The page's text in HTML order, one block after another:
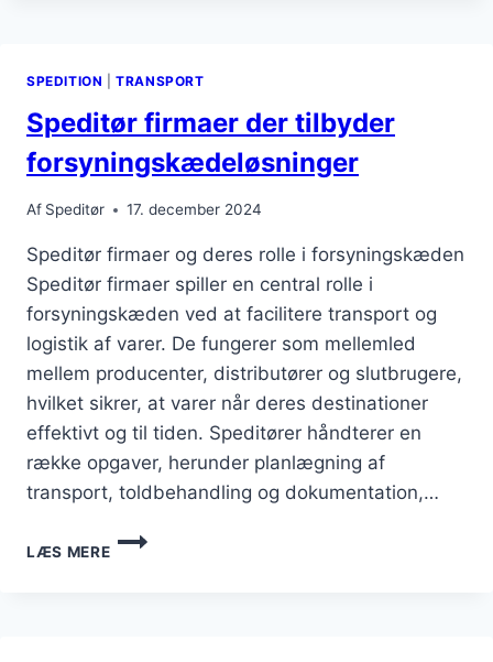
SPEDITION |TRANSPORT
Speditør firmaer der tilbyder
forsyningskædeløsninger
Af Speditør 17. december 2024
Speditør firmaer og deres rolle i forsyningskæden
Speditør firmaer spiller en central rolle i
forsyningskæden ved at facilitere transport og
logistik af varer. De fungerer som mellemled
mellem producenter, distributører og slutbrugere,
hvilket sikrer, at varer når deres destinationer
effektivt og til tiden. Speditører håndterer en
række opgaver, herunder planlægning af
transport, toldbehandling og dokumentation,…
LÆS MERE
SPEDITØR
FIRMAER